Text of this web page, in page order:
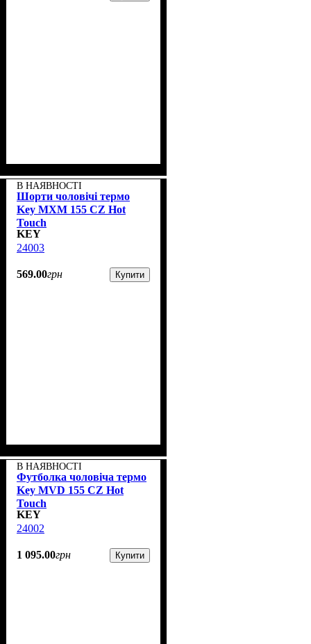
В НАЯВНОСТІ
Шорти чоловічі термо
Key MXM 155 CZ Hot
Touch
KEY
24003
569.00грн Купити
В НАЯВНОСТІ
Футболка чоловіча термо
Key MVD 155 CZ Hot
Touch
KEY
24002
1 095.00грн Купити